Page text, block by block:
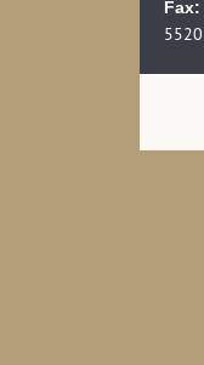
Fax:
5520